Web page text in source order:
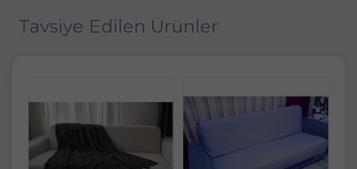
Tavsiye Edilen Ürünler